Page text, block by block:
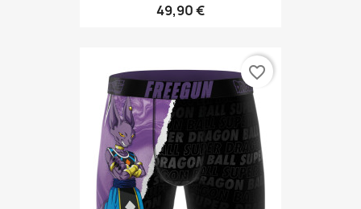
49,90 €
favorite_border